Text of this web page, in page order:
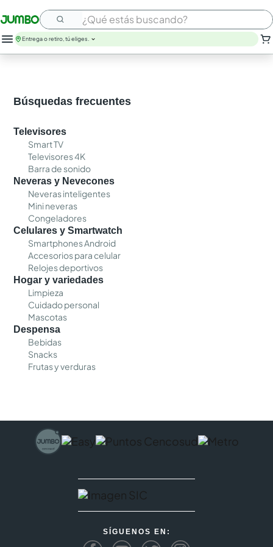
¿Qué estás buscando?
Entrega o retiro, tú eliges.
Búsquedas frecuentes
Televisores
Smart TV
Televisores 4K
Barra de sonido
Neveras y Nevecones
Neveras inteligentes
Mini neveras
Congeladores
Celulares y Smartwatch
Smartphones Android
Accesorios para celular
Relojes deportivos
Hogar y variedades
Limpieza
Cuidado personal
Mascotas
Despensa
Bebidas
Snacks
Frutas y verduras
SÍGUENOS EN: